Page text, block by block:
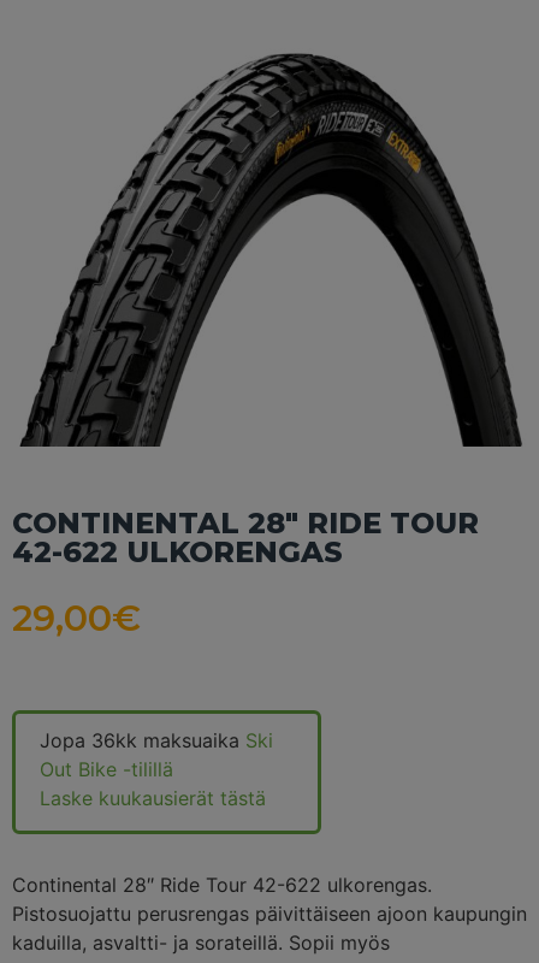
CONTINENTAL 28″ RIDE TOUR
42-622 ULKORENGAS
29,00€
Jopa 36kk maksuaika Ski
Out Bike -tilillä
Laske kuukausierät tästä
Continental 28″ Ride Tour 42-622 ulkorengas.
Pistosuojattu perusrengas päivittäiseen ajoon kaupungin
kaduilla, asvaltti- ja sorateillä. Sopii myös